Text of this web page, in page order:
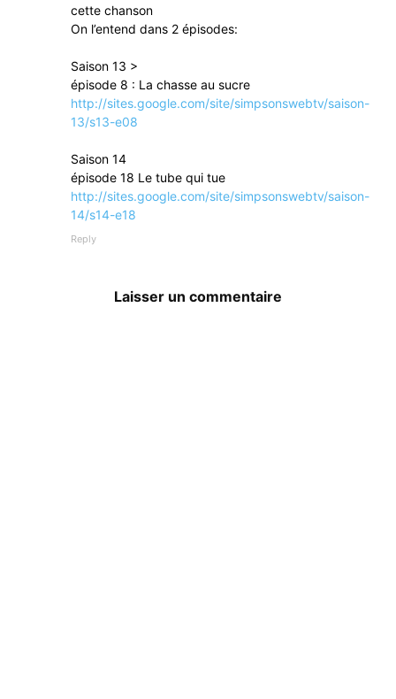
cette chanson
On l’entend dans 2 épisodes:
Saison 13‎ > ‎
épisode 8 : La chasse au sucre
http://sites.google.com/site/simpsonswebtv/saison-
13/s13-e08
Saison 14
épisode 18 Le tube qui tue
http://sites.google.com/site/simpsonswebtv/saison-
14/s14-e18
Reply
Laisser un commentaire